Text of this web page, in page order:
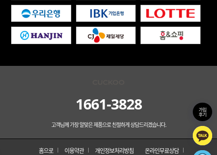
1661-3828
고객님께 가장 알맞은 제품으로 친절하게 상담드리겠습니다.
홈으로 이용약관 개인정보처리방침
온라인무료상담
가입
후기